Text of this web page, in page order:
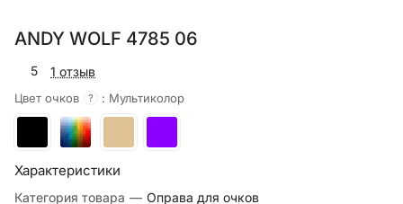
ANDY WOLF 4785 06
5 1 отзыв
Цвет очков ? : Мультиколор
Характеристики
Категория товара — Оправа для очков